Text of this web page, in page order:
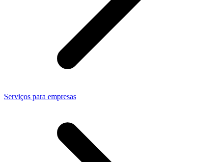
Serviços para empresas